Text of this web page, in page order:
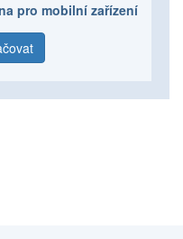
pro mobilní zařízení